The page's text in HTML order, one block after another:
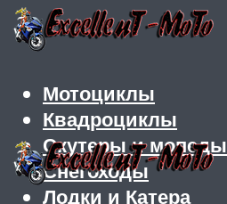
Мотоциклы
Квадроциклы
Скутеры и мопеды
Снегоходы
Лодки и Катера